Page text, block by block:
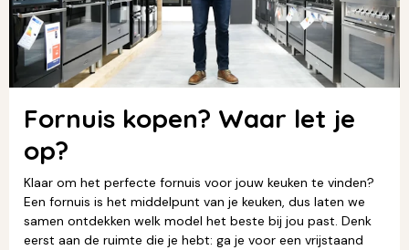
Fornuis kopen? Waar let je
op?
Klaar om het perfecte fornuis voor jouw keuken te vinden?
Een fornuis is het middelpunt van je keuken, dus laten we
samen ontdekken welk model het beste bij jou past. Denk
eerst aan de ruimte die je hebt: ga je voor een vrijstaand